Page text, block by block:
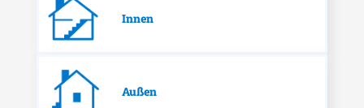
Innen
Außen